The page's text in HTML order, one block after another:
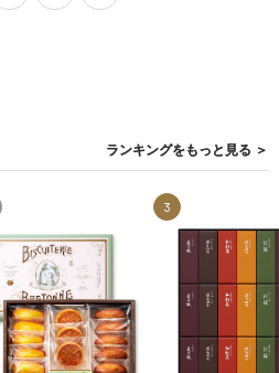
ランキングをもっと見る ＞
3